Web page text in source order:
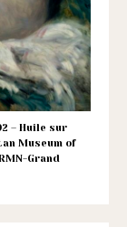
– Huile sur
Museum of
Grand